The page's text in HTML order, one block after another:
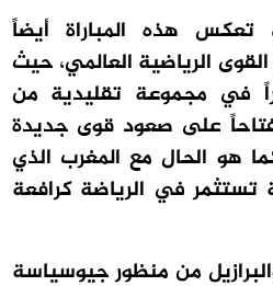
تعكس هذه المباراة أيضاً
الرياضية العالمي، حيث
في مجموعة تقليدية من
على صعود قوى جديدة
هو الحال مع المغرب الذي
تستثمر في الرياضة كرافعة
من منظور جيوسياسة